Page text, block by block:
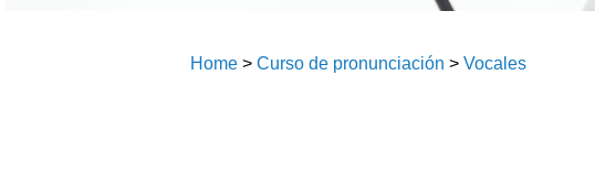
Home > Curso de pronunciación > Vocales